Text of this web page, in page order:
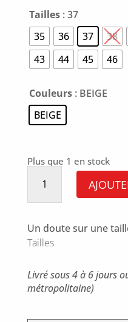
Tailles : 37
35
36 37 38
43
44 45 46
Couleurs : BEIGE
BEIGE
Plus que 1 en stock
quantité
Planet
Un doute sur une
Tailles
Livré sous 4 à 6 jours
métropolitaine)